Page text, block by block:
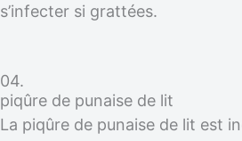
s’infecter si grattées.
04.
piqûre de punaise de lit
La piqûre de punaise de lit est